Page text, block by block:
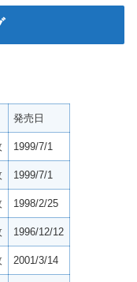
発売日
1999/7/1
1999/7/1
1998/2/25
1996/12/12
2001/3/14